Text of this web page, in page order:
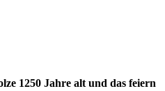
1250 Jahre alt und das feiern